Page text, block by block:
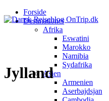
Forside
Destinationer
Afrika
Eswatini
Marokko
Namibia
Sydafrika
Asien
Armenien
Aserbajdsjan
Jylland